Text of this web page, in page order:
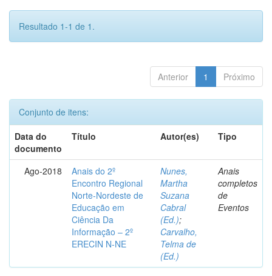
Resultado 1-1 de 1.
Anterior 1 Próximo
Conjunto de itens:
Data do
documento
Título Autor(es) Tipo
Ago-2018
Anais do 2º
Encontro Regional
Norte-Nordeste de
Educação em
Ciência Da
Informação – 2º
ERECIN N-NE
Nunes,
Martha
Suzana
Cabral
(Ed.);
Carvalho,
Telma de
(Ed.)
Anais
completos
de
Eventos